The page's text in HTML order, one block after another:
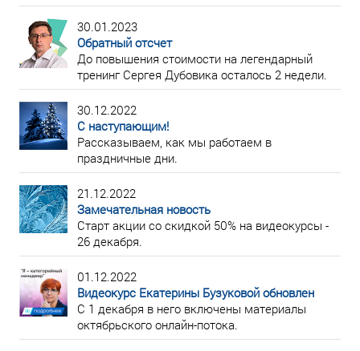
30.01.2023
Обратный отсчет
До повышения стоимости на легендарный
тренинг Сергея Дубовика осталось 2 недели.
30.12.2022
С наступающим!
Рассказываем, как мы работаем в
праздничные дни.
21.12.2022
Замечательная новость
Старт акции со скидкой 50% на видеокурсы -
26 декабря.
01.12.2022
Видеокурс Екатерины Бузуковой обновлен
С 1 декабря в него включены материалы
октябрьского онлайн-потока.